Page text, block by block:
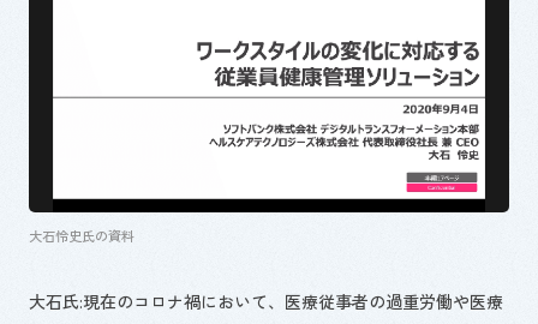
大石怜史氏の資料
大石氏:現在のコロナ禍において、医療従事者の過重労働や医療